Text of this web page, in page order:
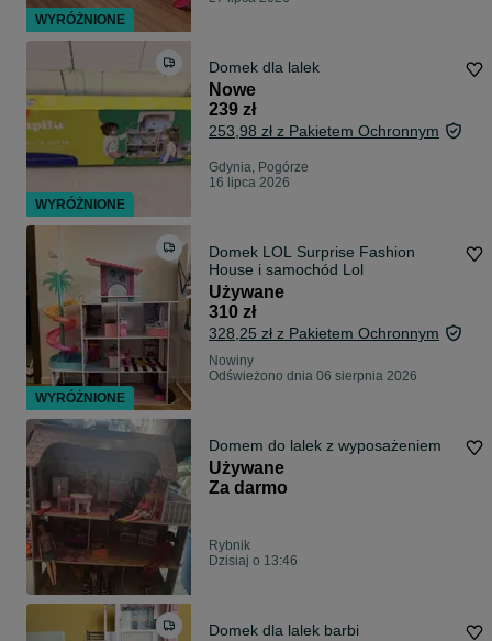
Domek dla lalek
Nowe
239 zł
253,98 zł z Pakietem Ochronnym
Gdynia, Pogórze
16 lipca 2026
Domek LOL Surprise Fashion
House i samochód Lol
Używane
310 zł
328,25 zł z Pakietem Ochronnym
Nowiny
Odświeżono dnia 06 sierpnia 2026
Domem do lalek z wyposażeniem
Używane
Za darmo
Rybnik
Dzisiaj o 13:46
Domek dla lalek barbi
WYRÓŻNIONE
WYRÓŻNIONE
WYRÓŻNIONE